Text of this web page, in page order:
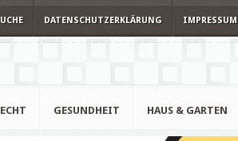
DATENSCHUTZERKLÄRUNG IMPRESSUM
GESUNDHEIT HAUS & GARTEN